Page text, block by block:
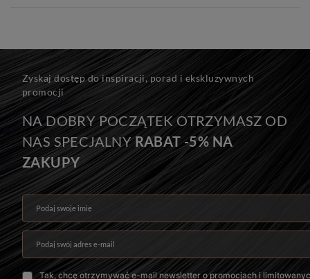
Do efektu przedłużenia zalecamy: 14-20 kanapek.
Do efektu zagęszczenia zalecamy: 6-14 kanapek.
Na zdjęciu znajduje się 10 kanapek, czyli 60 g włosów.
Zyskaj dostęp do inspiracji, porad i ekskluzywnych
promocji
NA DOBRY POCZĄTEK OTRZYMASZ OD
NAS SPECJALNYRABAT -5% NA
ZAKUPY
Podaj swoje imię
Podaj swój adres e-mail
Tak, chcę otrzymywać e-mail newsletter o promocjach i